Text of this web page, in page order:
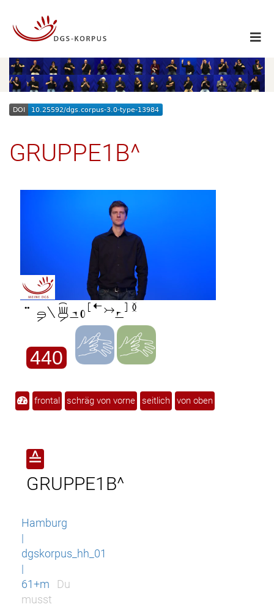
GRUPPE1B^

440
frontal schräg von vorne seitlich von oben
≙
GRUPPE1B^
Hamburg
|
dgskorpus_hh_01
|
61+m
Du
musst